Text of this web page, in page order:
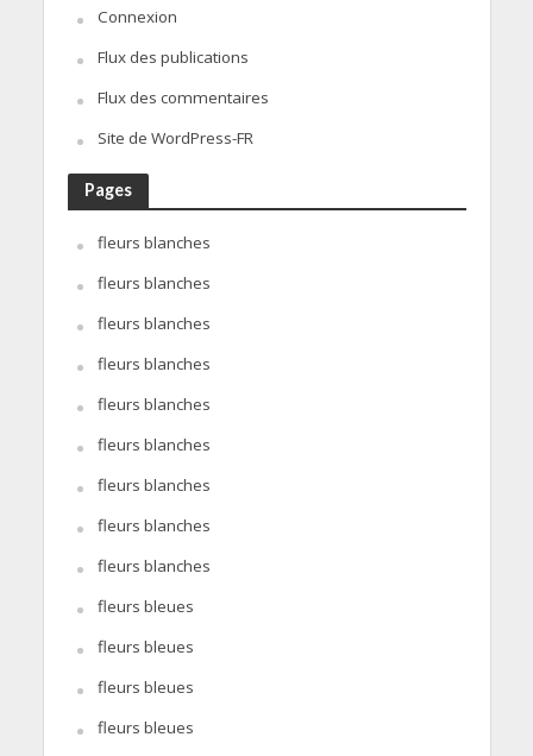
Connexion
Flux des publications
Flux des commentaires
Site de WordPress-FR
Pages
fleurs blanches
fleurs blanches
fleurs blanches
fleurs blanches
fleurs blanches
fleurs blanches
fleurs blanches
fleurs blanches
fleurs blanches
fleurs bleues
fleurs bleues
fleurs bleues
fleurs bleues